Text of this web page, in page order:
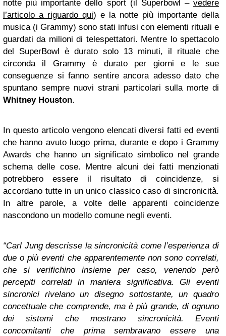
notte più importante dello sport (il Superbowl – vedere
l’articolo a riguardo qui) e la notte più importante della
musica (i Grammy) sono stati infusi con elementi rituali e
guardati da milioni di telespettatori. Mentre lo spettacolo
del SuperBowl è durato solo 13 minuti, il rituale che
circonda il Grammy è durato per giorni e le sue
conseguenze si fanno sentire ancora adesso dato che
spuntano sempre nuovi strani particolari sulla morte di
Whitney Houston.
In questo articolo vengono elencati diversi fatti ed eventi
che hanno avuto luogo prima, durante e dopo i Grammy
Awards che hanno un significato simbolico nel grande
schema delle cose. Mentre alcuni dei fatti menzionati
potrebbero essere il risultato di coincidenze, si
accordano tutte in un unico classico caso di sincronicità.
In altre parole, a volte delle apparenti coincidenze
nascondono un modello comune negli eventi.
“Carl Jung descrisse la sincronicità come l’esperienza di
due o più eventi che apparentemente non sono correlati,
che si verifichino insieme per caso, venendo però
percepiti correlati in maniera significativa. Gli eventi
sincronici rivelano un disegno sottostante, un quadro
concettuale che comprende, ma è più grande, di ognuno
dei sistemi che mostrano sincronicità. Eventi
concomitanti che prima sembravano essere una